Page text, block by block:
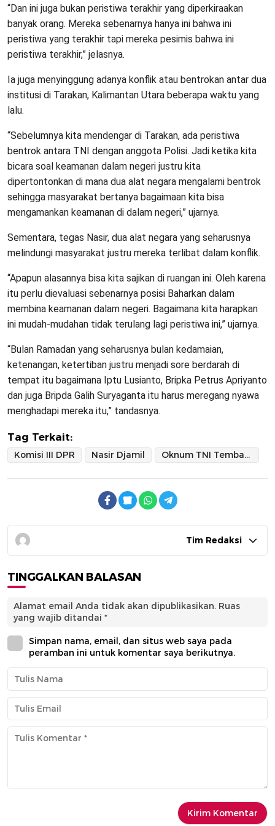
“Dan ini juga bukan peristiwa terakhir yang diperkiraakan
banyak orang. Mereka sebenarnya hanya ini bahwa ini
peristiwa yang terakhir tapi mereka pesimis bahwa ini
peristiwa terakhir,” jelasnya.
Ia juga menyinggung adanya konflik atau bentrokan antar dua
institusi di Tarakan, Kalimantan Utara beberapa waktu yang
lalu.
“Sebelumnya kita mendengar di Tarakan, ada peristiwa
bentrok antara TNI dengan anggota Polisi. Jadi ketika kita
bicara soal keamanan dalam negeri justru kita
dipertontonkan di mana dua alat negara mengalami bentrok
sehingga masyarakat bertanya bagaimaan kita bisa
mengamankan keamanan di dalam negeri,” ujarnya.
Sementara, tegas Nasir, dua alat negara yang seharusnya
melindungi masyarakat justru mereka terlibat dalam konflik.
“Apapun alasannya bisa kita sajikan di ruangan ini. Oleh karena
itu perlu dievaluasi sebenarnya posisi Baharkan dalam
membina keamanan dalam negeri. Bagaimana kita harapkan
ini mudah-mudahan tidak terulang lagi peristiwa ini,” ujarnya.
“Bulan Ramadan yang seharusnya bulan kedamaian,
ketenangan, ketertiban justru menjadi sore berdarah di
tempat itu bagaimana Iptu Lusianto, Bripka Petrus Apriyanto
dan juga Bripda Galih Suryaganta itu harus meregang nyawa
menghadapi mereka itu,” tandasnya.
Tag Terkait:
Komisi III DPR Nasir Djamil Oknum TNI Tembak 3 Polisi
Tim Redaksi
TINGGALKAN BALASAN
Alamat email Anda tidak akan dipublikasikan. Ruas
yang wajib ditandai *
Simpan nama, email, dan situs web saya pada
peramban ini untuk komentar saya berikutnya.